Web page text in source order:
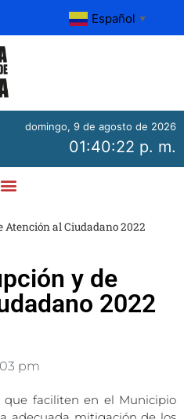
herramientas
Español ▼
domingo, 9 de agosto de 2026
01:40:22 p. m.
al Ciudadano 2022
y de
2022
pm
que faciliten en el Municipio